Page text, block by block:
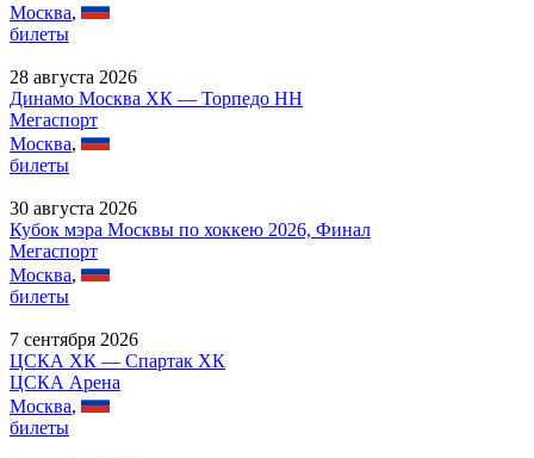
Москва,
билеты
28 августа 2026
Динамо Москва ХК — Торпедо НН
Мегаспорт
Москва,
билеты
30 августа 2026
Кубок мэра Москвы по хоккею 2026, Финал
Мегаспорт
Москва,
билеты
7 сентября 2026
ЦСКА ХК — Спартак ХК
ЦСКА Арена
Москва,
билеты